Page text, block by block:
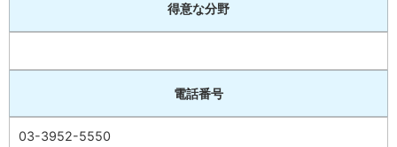
得意な分野
電話番号
03-3952-5550